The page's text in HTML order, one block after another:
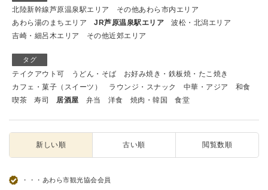
北陸新幹線芦原温泉駅エリア
その他あわら市内エリア
あわら湯のまちエリア
JR芦原温泉駅エリア
波松・北潟エリア
吉崎・細呂木エリア
その他近郊エリア
タグ
テイクアウト可 うどん・そば
お好み焼き・鉄板焼・たこ焼き
カフェ・菓子（スイーツ）
ラウンジ・スナック 中華・アジア
和食
喫茶
寿司 居酒屋 弁当 洋食 焼肉・韓国 食堂
新しい順 古い順 閲覧数順
・・・あわら市観光協会会員